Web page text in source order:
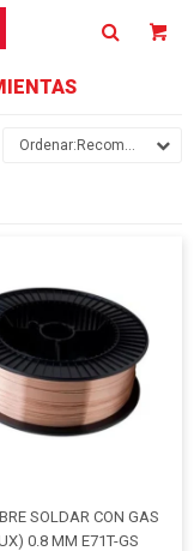
Recomendados
SOLDAR CON GAS
0.8 MM E71T-GS